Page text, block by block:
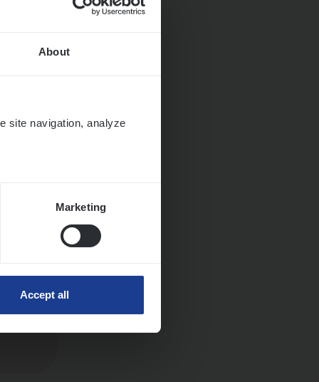
About
site navigation, analyze
Marketing
Accept all